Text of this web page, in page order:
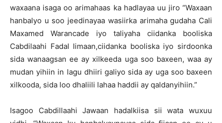
waxaana isaga oo arimahaas ka hadlayaa uu jiro “Waxaan
hanbalyo u soo jeedinayaa wasiirka arimaha gudaha Cali
Maxamed Warancade iyo taliyaha ciidanka booliska
Cabdilaahi Fadal Iimaan,ciidanka booliska iyo sirdoonka
sida wanaagsan ee ay xilkeeda uga soo baxeen, waa ay
mudan yihiin in lagu dhiiri galiyo sida ay uga soo baxeen
xilkooda, sida loo dhaliili lahaa haddii ay qaldanyihiin.”
Isagoo Cabdillaahi Jawaan hadalkiisa sii wata wuxuu